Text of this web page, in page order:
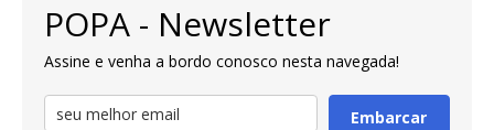
POPA - Newsletter
Assine e venha a bordo conosco nesta navegada!
Embarcar